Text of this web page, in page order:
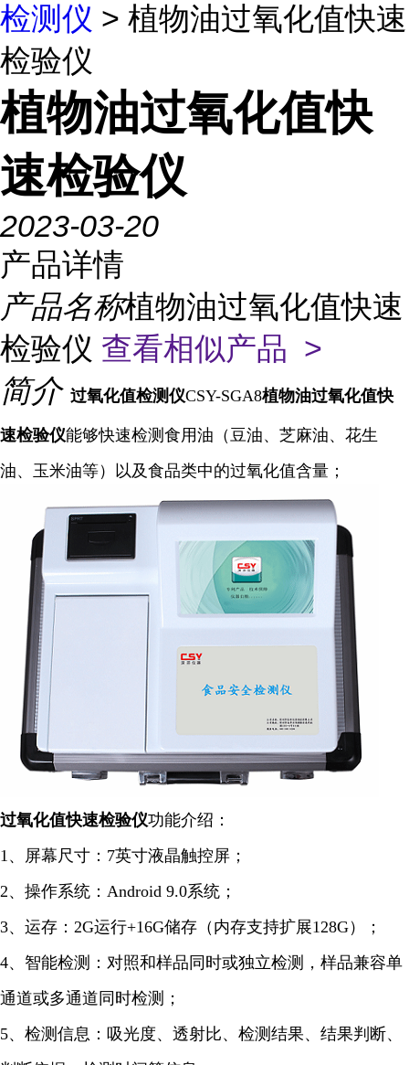
检测仪 > 植物油过氧化值快速
检验仪
植物油过氧化值快
速检验仪
2023-03-20
产品详情
产品名称植物油过氧化值快速
检验仪 查看相似产品 >
简介 过氧化值检测仪CSY-SGA8植物油过氧化值快
速检验仪能够快速检测食用油（豆油、芝麻油、花生
油、玉米油等）以及食品类中的过氧化值含量；
过氧化值快速检验仪功能介绍：
1、屏幕尺寸：7英寸液晶触控屏；
2、操作系统：Android 9.0系统；
3、运存：2G运行+16G储存（内存支持扩展128G）；
4、智能检测：对照和样品同时或独立检测，样品兼容单
通道或多通道同时检测；
5、检测信息：吸光度、透射比、检测结果、结果判断、